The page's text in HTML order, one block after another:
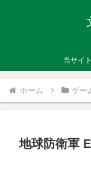
当サイ
ホーム ゲー
地球防衛軍